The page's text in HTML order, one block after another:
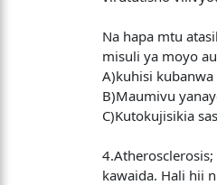
Na hapa mtu
misuli ya moyo
A)kuhisi
B)Maumivu
C)Kutokujisikia
kawaida. Hali hii